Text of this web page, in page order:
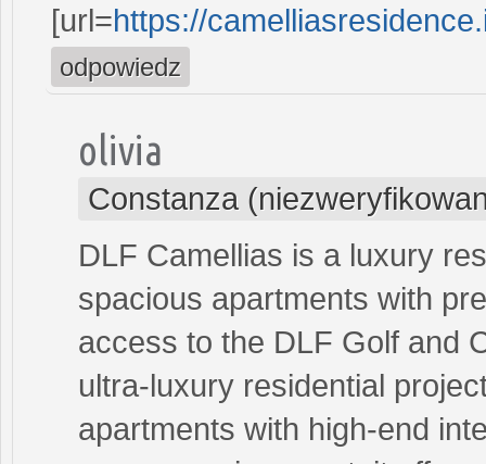
[url=https://
odpowiedz
olivia
Constanza
DLF Camellias is a luxury
spacious apartments with
access to the DLF Golf and
ultra-luxury residential
apartments with high-end